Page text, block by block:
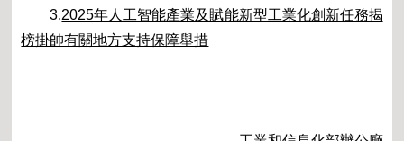
3.2025年人工智能產業及賦能新型工業化創新任務揭
榜掛帥有關地方支持保障舉措